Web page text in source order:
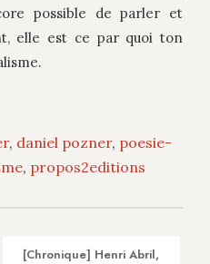
possible de parler et
elle est ce par quoi ton
, daniel pozner, poesie-
, propos2editions
[Chronique] Henri Abril,